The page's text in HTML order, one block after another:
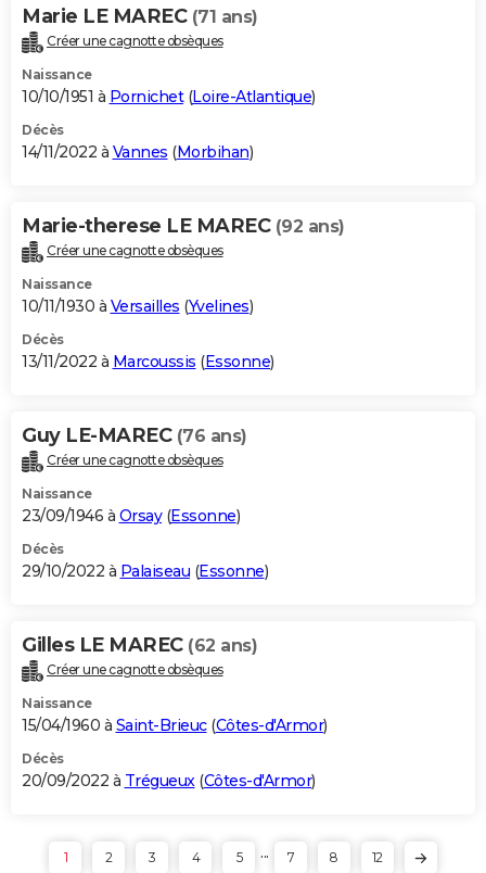
Marie LE MAREC (71 ans)
Créer une cagnotte obsèques
Naissance
10/10/1951 à Pornichet(Loire-Atlantique)
Décès
14/11/2022 à Vannes (Morbihan)
Marie-therese LE MAREC (92 ans)
Créer une cagnotte obsèques
Naissance
10/11/1930 à Versailles (Yvelines)
Décès
13/11/2022 à Marcoussis (Essonne)
Guy LE-MAREC (76 ans)
Créer une cagnotte obsèques
Naissance
23/09/1946 à Orsay(Essonne)
Décès
29/10/2022 à Palaiseau (Essonne)
Gilles LE MAREC (62 ans)
Créer une cagnotte obsèques
Naissance
15/04/1960 à Saint-Brieuc(Côtes-d'Armor)
Décès
20/09/2022 à Trégueux (Côtes-d'Armor)
1 2 3 4 5 ... 7 8 12